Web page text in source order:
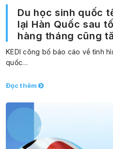
Du học sinh quốc
lại Hàn Quốc sau
hàng tháng cũng
KEDI công bố báo cáo về tình
quốc…
Đọc thêm